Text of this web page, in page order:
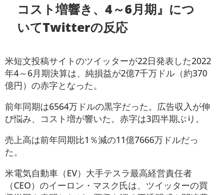
コスト増響き、4～6月期』につ
いてTwitterの反応
米短文投稿サイトのツイッターが22日発表した2022
年4～6月期決算は、純損益が2億7千万ドル（約370
億円）の赤字となった。
前年同期は6564万ドルの黒字だった。広告収入が伸
び悩み、コスト増が響いた。赤字は3四半期ぶり。
売上高は前年同期比1％減の11億7666万ドルだっ
た。
米電気自動車（EV）大手テスラ最高経営責任者
（CEO）のイーロン・マスク氏は、ツイッターの買